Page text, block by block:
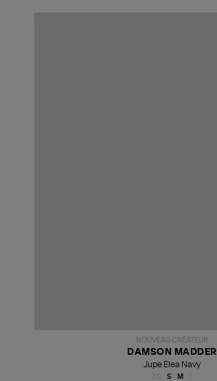
NOUVEAU CRÉATEUR
DAMSON MADDER
Jupe Elea Navy
S M